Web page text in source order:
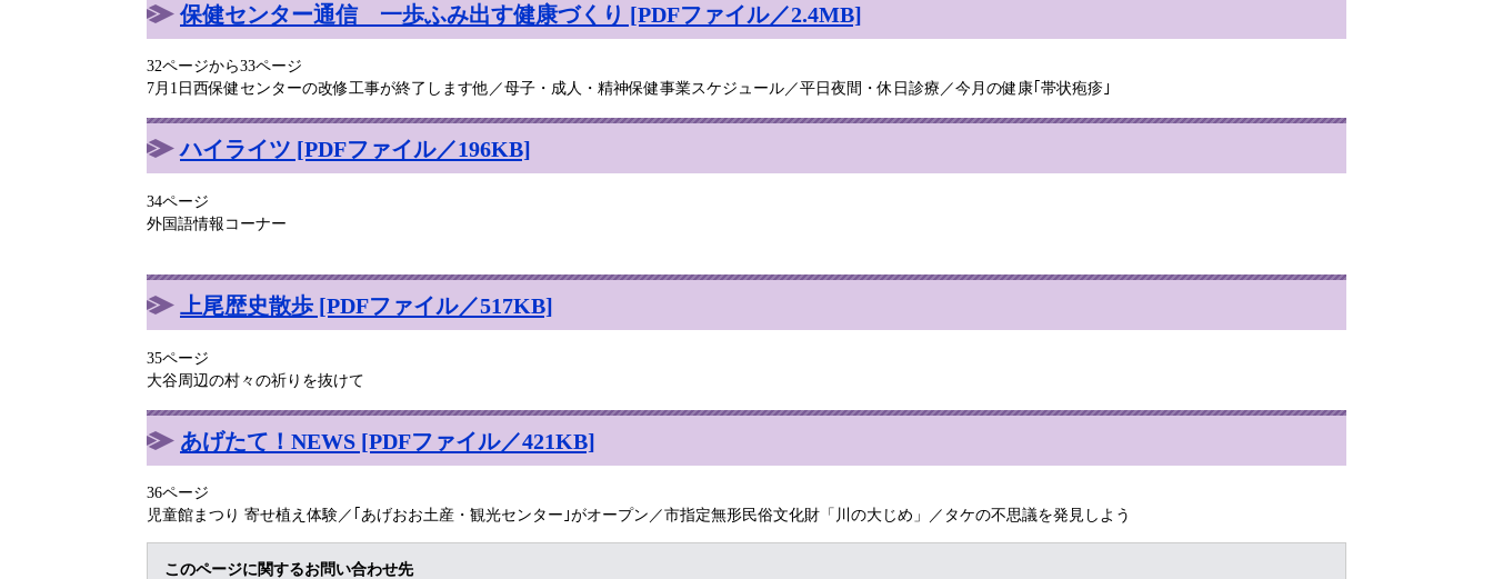
保健センター通信 一歩ふみ出す健康づくり [PDFファイル／2.4MB]
32ページから33ページ
7月1日西保健センターの改修工事が終了します他／母子・成人・精神保健事業スケジュール／平日夜間・休日診療／今月の健康｢帯状疱疹｣
ハイライツ [PDFファイル／196KB]
34ページ
外国語情報コーナー
上尾歴史散歩 [PDFファイル／517KB]
35ページ
大谷周辺の村々の祈りを抜けて
あげたて！NEWS [PDFファイル／421KB]
36ページ
児童館まつり 寄せ植え体験／｢あげおお土産・観光センター｣がオープン／市指定無形民俗文化財「川の大じめ」／タケの不思議を発見しよう
このページに関するお問い合わせ先